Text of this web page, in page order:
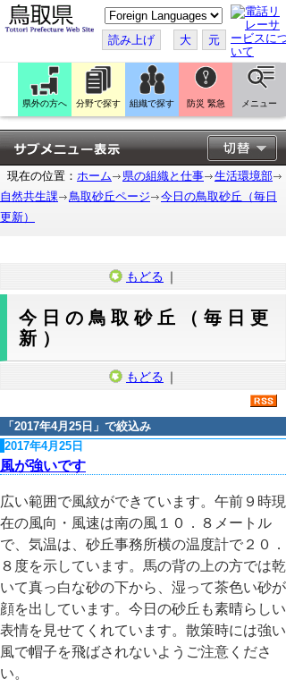
こ
の
ペ
ー
ジ
翻
訳
す
る
読み上げ 大 元
県外の方へ 分野で探す 組織で探す 防災 緊急 メニュー
現在の位置： ホーム 県の組織と仕事
生活環境部
自然共生課
鳥取砂丘ページ
今日の鳥取砂丘（毎日
更新）
もどる ｜
今日の鳥取砂丘（毎日更
新）
もどる ｜
「 2017年4月25日 」で絞込み
2017年4月25日
風が強いです
広い範囲で風紋ができています。午前９時現
在の風向・風速は南の風１０．８メートル
で、気温は、砂丘事務所横の温度計で２０．
８度を示しています。馬の背の上の方では乾
いて真っ白な砂の下から、湿って茶色い砂が
顔を出しています。今日の砂丘も素晴らしい
表情を見せてくれています。散策時には強い
風で帽子を飛ばされないようご注意くださ
い。